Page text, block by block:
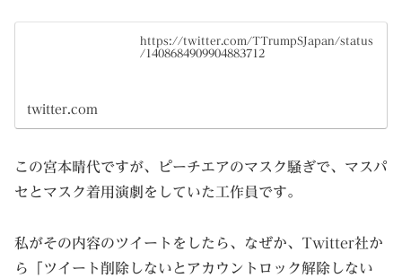
https://twitter.com/TTrumpSJapan/status
/1408684909904883712
twitter.com
この宮本晴代ですが、ピーチエアのマスク騒ぎで、マスパ
セとマスク着用演劇をしていた工作員です。
私がその内容のツイートをしたら、なぜか、Twitter社か
ら「ツイート削除しないとアカウントロック解除しない